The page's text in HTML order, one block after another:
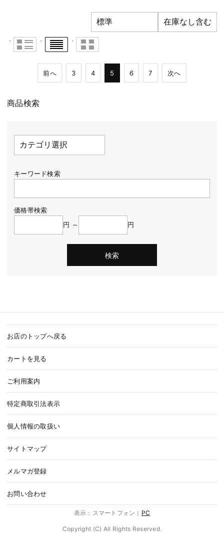
前へ 3 4 5 6 7 次へ
商品検索
キーワード検索
価格帯検索
円 ～
円
お店のトップへ戻る
カートを見る
ご利用案内
特定商取引法表示
個人情報の取扱い
サイトマップ
メルマガ登録
お問い合わせ
表示：スマートフォン｜ PC
Copyright (C) All Rights Reserved.